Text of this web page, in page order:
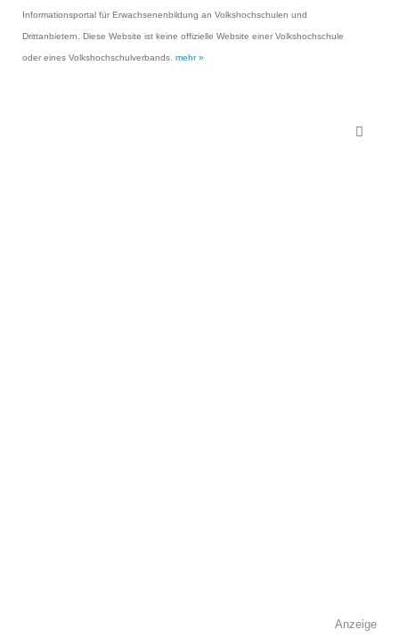
Informationsportal für Erwachsenenbildung an Volkshochschulen und
Drittanbietern. Diese Website ist keine offizielle Website einer Volkshochschule
oder eines Volkshochschulverbands. mehr »
Anzeige